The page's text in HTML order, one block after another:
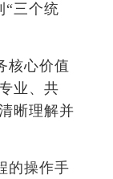
“三个统
核心价值
业、共
晰理解并
的操作手